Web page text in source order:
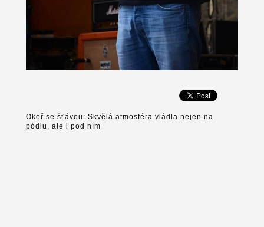
Okoř se šťávou: Skvělá atmosféra vládla nejen na
pódiu, ale i pod ním